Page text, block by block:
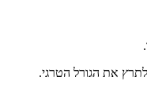
את הגורל הטרגי.